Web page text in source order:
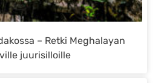
– Retki Meghalayan
juurisilloille